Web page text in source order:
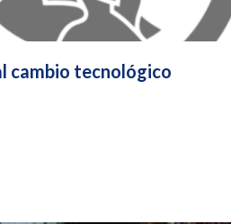
cambio tecnológico